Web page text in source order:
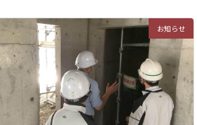
お知らせ